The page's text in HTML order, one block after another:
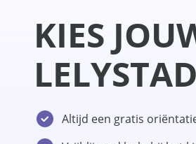
KIES
LELYSTAD
Altijd een gratis